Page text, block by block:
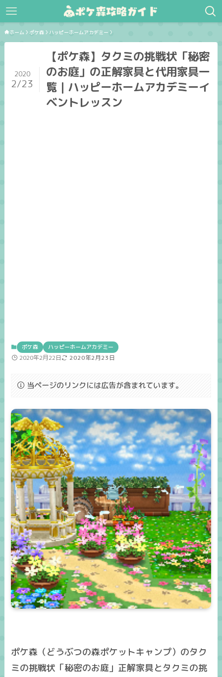
ホーム ポケ森 ハッピーホームアカデミー
【ポケ森】タクミの挑戦状「秘密
のお庭」の正解家具と代用家具一
覧｜ハッピーホームアカデミーイ
ベントレッスン
2020
2/23
ポケ森 ハッピーホームアカデミー
2020年2月22日 2020年2月23日
当ページのリンクには広告が含まれています。
ポケ森（どうぶつの森ポケットキャンプ）のタク
ミの挑戦状「秘密のお庭」正解家具とタクミの挑